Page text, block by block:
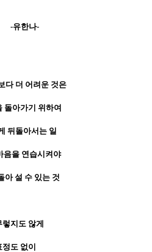
한나-
다 더 어려운 것은
돌아가기 위하여
뒤돌아서는 일
음을 연습시켜야
아 설 수 있는 것
렇지도 않게
정도 없이